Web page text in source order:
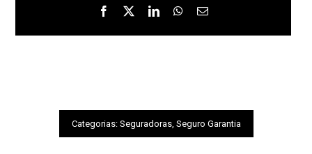
Categorias: Seguradoras, Seguro Garantia